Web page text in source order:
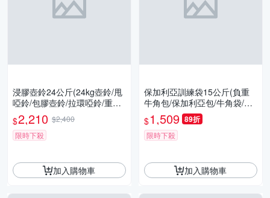
浸膠壺鈴24公斤(24kg壺鈴/甩
啞鈴/包膠壺鈴/拉環啞鈴/重訓/
核心肌群/GetSport)
$2,210 $2,400
限時下殺
加入購物車
保加利亞訓練袋15公斤(負重
牛角包/保加利亞包/牛角袋/負
重包/力量訓練袋/重訓/深蹲/G
etSport)
$1,509 89折
限時下殺
加入購物車